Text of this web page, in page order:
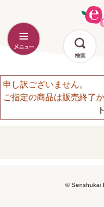
申し訳ございません。
ご指定の商品は販売終了
© Senshukai